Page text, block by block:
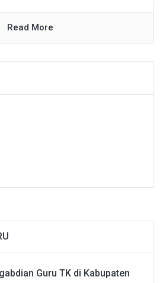
Read More
Guru TK di Kabupaten